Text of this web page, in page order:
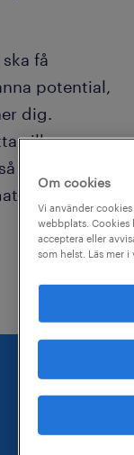
få
potential,
dig.
vilka
hör vi av
för dig.
Om cookies
Vi använder
webbplats. Cookies
acceptera eller
som helst. Läs mer i